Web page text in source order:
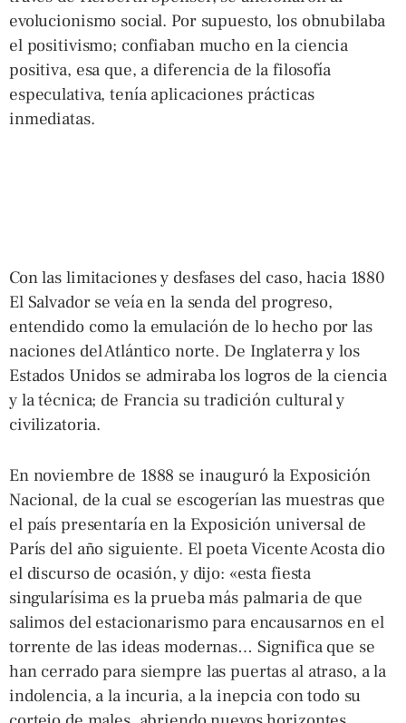
evolucionismo social. Por supuesto, los obnubilaba
el positivismo; confiaban mucho en la ciencia
positiva, esa que, a diferencia de la filosofía
especulativa, tenía aplicaciones prácticas
inmediatas.
Con las limitaciones y desfases del caso, hacia 1880
El Salvador se veía en la senda del progreso,
entendido como la emulación de lo hecho por las
naciones del Atlántico norte. De Inglaterra y los
Estados Unidos se admiraba los logros de la ciencia
y la técnica; de Francia su tradición cultural y
civilizatoria.
En noviembre de 1888 se inauguró la Exposición
Nacional, de la cual se escogerían las muestras que
el país presentaría en la Exposición universal de
París del año siguiente. El poeta Vicente Acosta dio
el discurso de ocasión, y dijo: «esta fiesta
singularísima es la prueba más palmaria de que
salimos del estacionarismo para encausarnos en el
torrente de las ideas modernas… Significa que se
han cerrado para siempre las puertas al atraso, a la
indolencia, a la incuria, a la inepcia con todo su